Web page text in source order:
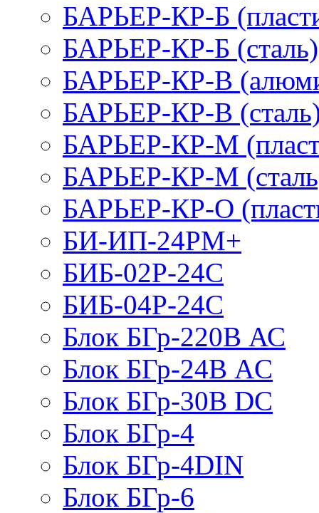
БАРЬЕР-КР-Б
БАРЬЕР-КР-Б (сталь)
БАРЬЕР-КР-В
БАРЬЕР-КР-В
БАРЬЕР-КР-М
БАРЬЕР-КР-М
БАРЬЕР-КР-О
БИ-ИП-24РМ+
БИБ-02Р-24С
БИБ-04Р-24С
Блок БГр-220В АС
Блок БГр-24В AC
Блок БГр-30В DC
Блок БГр-4
Блок БГр-4DIN
Блок БГр-6